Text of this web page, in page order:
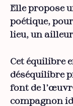
Elle propose
poétique,
lieu, un
Cet équilibre
déséquilibre
font de
compagnon